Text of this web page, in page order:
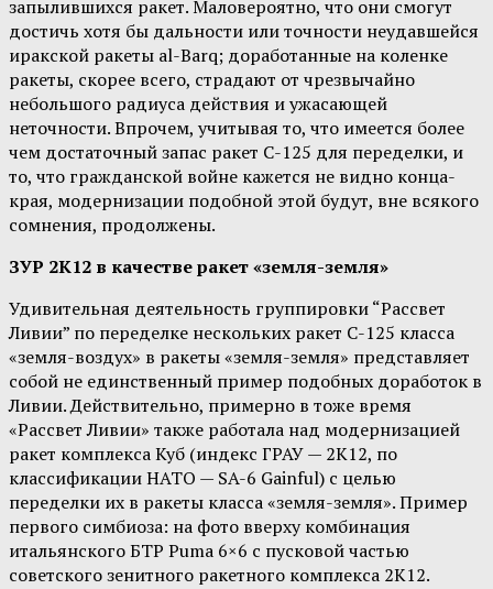
запылившихся ракет. Маловероятно, что они смогут
достичь хотя бы дальности или точности неудавшейся
иракской ракеты al-Barq; доработанные на коленке
ракеты, скорее всего, страдают от чрезвычайно
небольшого радиуса действия и ужасающей
неточности. Впрочем, учитывая то, что имеется более
чем достаточный запас ракет С-125 для переделки, и
то, что гражданской войне кажется не видно конца-
края, модернизации подобной этой будут, вне всякого
сомнения, продолжены.
ЗУР 2K12 в качестве ракет «земля-земля»
Удивительная деятельность группировки “Рассвет
Ливии” по переделке нескольких ракет С-125 класса
«земля-воздух» в ракеты «земля-земля» представляет
собой не единственный пример подобных доработок в
Ливии. Действительно, примерно в тоже время
«Рассвет Ливии» также работала над модернизацией
ракет комплекса Куб (индекс ГРАУ — 2К12, по
классификации НАТО — SA-6 Gainful) с целью
переделки их в ракеты класса «земля-земля». Пример
первого симбиоза: на фото вверху комбинация
итальянского БТР Puma 6×6 с пусковой частью
советского зенитного ракетного комплекса 2K12.